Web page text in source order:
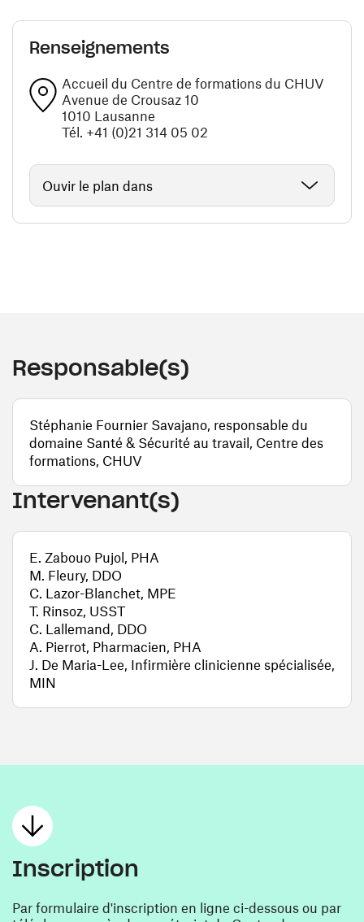
Renseignements
Accueil du Centre de formations du CHUV
Avenue de Crousaz 10
1010 Lausanne
Tél. +41 (0)21 314 05 02
Ouvir le plan dans
Responsable(s)
Stéphanie Fournier Savajano, responsable du
domaine Santé & Sécurité au travail, Centre des
formations, CHUV
Intervenant(s)
E. Zabouo Pujol, PHA
M. Fleury, DDO
C. Lazor-Blanchet, MPE
T. Rinsoz, USST
C. Lallemand, DDO
A. Pierrot, Pharmacien, PHA
J. De Maria-Lee, Infirmière clinicienne spécialisée,
MIN
Inscription
Par formulaire d'inscription en ligne ci-dessous ou par